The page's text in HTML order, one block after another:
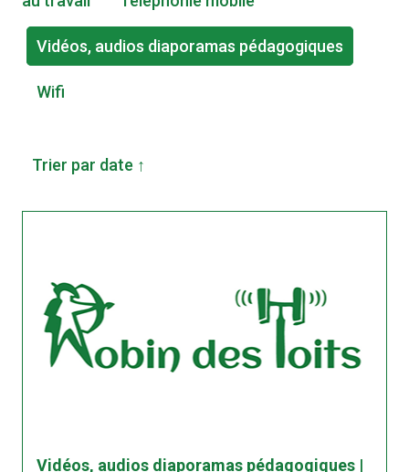
Vidéos, audios diaporamas pédagogiques
Wifi
Trier par date ↑
Vidéos, audios diaporamas pédagogiques |